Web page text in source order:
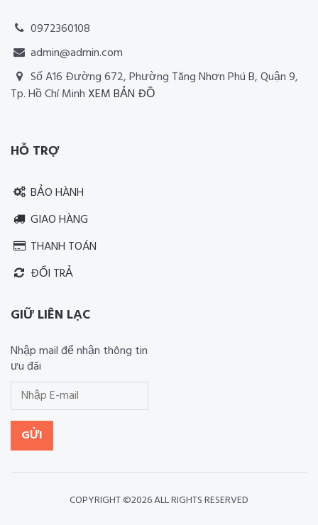
0972360108
admin@admin.com
Số A16 Đường 672, Phường Tăng Nhơn Phú B, Quận 9,
Tp. Hồ Chí Minh XEM BẢN ĐỒ
HỖ TRỢ
BẢO HÀNH
GIAO HÀNG
THANH TOÁN
ĐỔI TRẢ
GIỮ LIÊN LẠC
Nhập mail để nhận thông tin
ưu đãi
GỬI
COPYRIGHT ©2026 ALL RIGHTS RESERVED